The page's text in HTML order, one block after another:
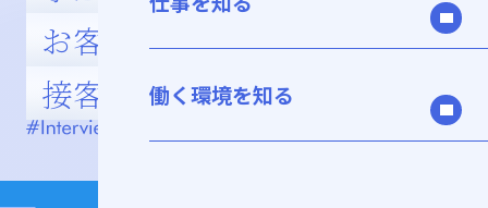
働く環境を知る
お客さまを笑顔にする、
接客のプロを育てる